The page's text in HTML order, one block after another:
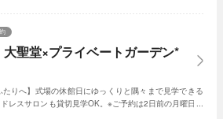
聖堂×プライベートガーデン*
たりへ】式場の休館日にゆっくりと隅々まで見学できる
レスサロンも貸切見学OK。※ご予約は2日前の月曜日ま